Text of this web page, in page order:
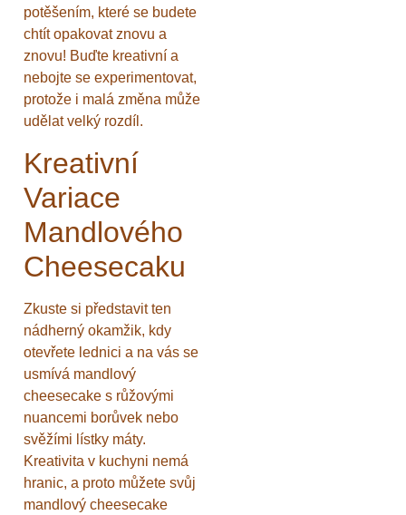
potěšením, které se budete
chtít opakovat znovu a
znovu! Buďte kreativní a
nebojte se experimentovat,
protože i malá změna může
udělat velký rozdíl.
Kreativní
Variace
Mandlového
Cheesecaku
Zkuste si představit ten
nádherný okamžik, kdy
otevřete lednici a na vás se
usmívá mandlový
cheesecake s růžovými
nuancemi borůvek nebo
svěžími lístky máty.
Kreativita v kuchyni nemá
hranic, a proto můžete svůj
mandlový cheesecake